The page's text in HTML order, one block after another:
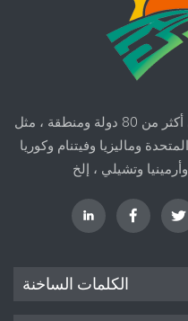
لدينا تم تصدير المنتجات إلى أكثر من 80 دولة ومنطقة ، مثل
وماليزيا وفيتنام وكوريا
الكلمات الساخنة